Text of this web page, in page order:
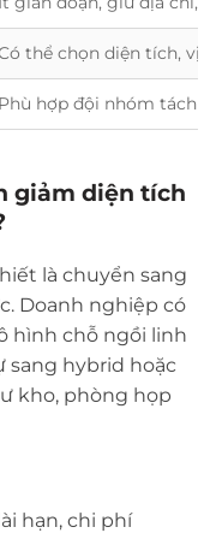
thể chọn diện tích, vị
Phù hợp đội nhóm tách
giảm diện tích
là chuyển sang
Doanh nghiệp có
hình chỗ ngồi linh
sang hybrid hoặc
kho, phòng họp
hạn, chi phí